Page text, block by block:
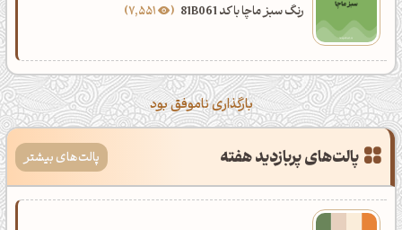
رنگ سبز ماچا با کد 81B061
بارگذاری ناموفق بود
پالت‌های پربازدید هفته پالت‌های بیشتر